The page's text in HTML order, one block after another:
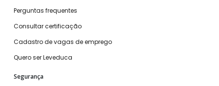
Perguntas frequentes
Consultar certificação
Cadastro de vagas de emprego
Quero ser Leveduca
Segurança